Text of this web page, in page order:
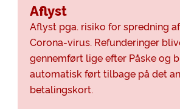
Aflyst
Aflyst pga. risiko for spredning af
Corona-virus. Refunderinger
gennemført lige efter Påske og
automatisk ført tilbage på det
betalingskort.